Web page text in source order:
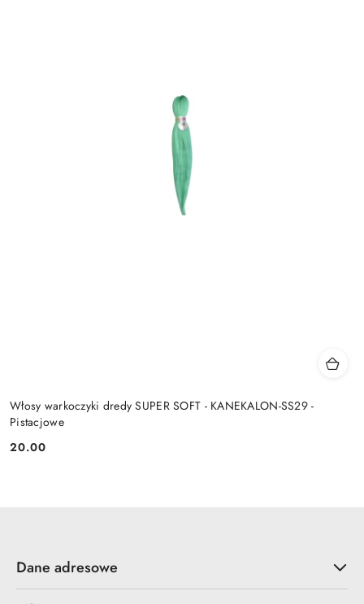
Włosy warkoczyki dredy SUPER SOFT - KANEKALON-SS29 -
Pistacjowe
Cena:
20.00
Dane adresowe